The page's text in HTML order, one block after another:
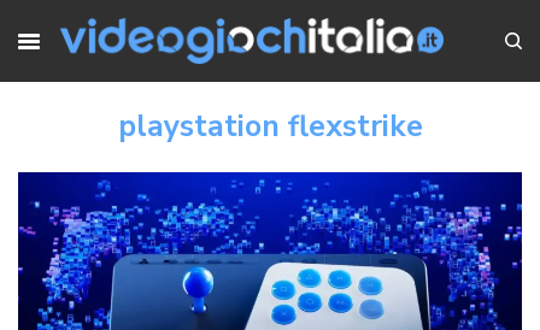
playstation flexstrike